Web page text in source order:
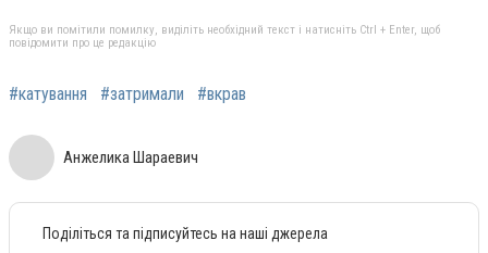
Якщо ви помітили помилку, виділіть необхідний текст і натисніть Ctrl + Enter, щоб
повідомити про це редакцію
#катування #затримали #вкрав
Анжелика Шараевич
Поділіться та підписуйтесь на наші джерела